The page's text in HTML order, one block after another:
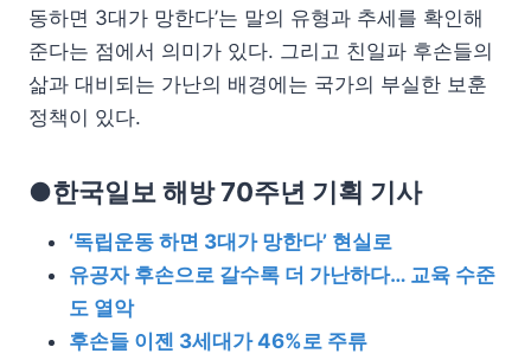
동하면 3대가 망한다’는 말의 유형과 추세를 확인해
준다는 점에서 의미가 있다. 그리고 친일파 후손들의
삶과 대비되는 가난의 배경에는 국가의 부실한 보훈
정책이 있다.
●한국일보 해방 70주년 기획 기사
‘독립운동 하면 3대가 망한다’ 현실로
유공자 후손으로 갈수록 더 가난하다… 교육 수준
도 열악
후손들 이젠 3세대가 46%로 주류